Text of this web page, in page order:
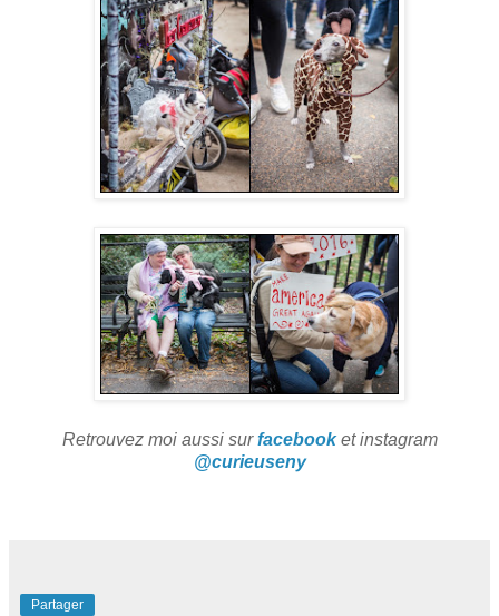
Retrouvez moi aussi surfacebooket instagram
@curieuseny
Partager